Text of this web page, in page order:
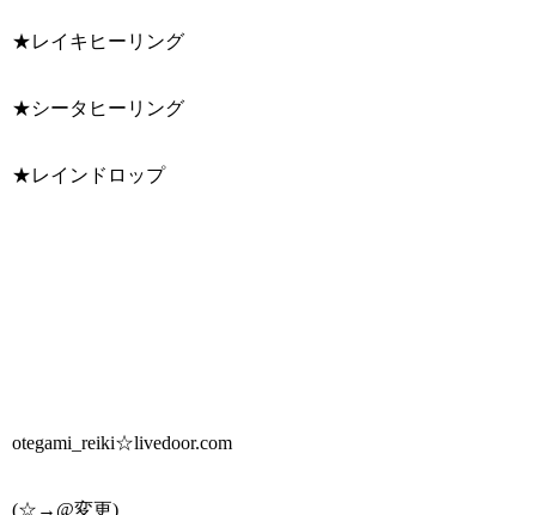
★レイキヒーリング
★シータヒーリング
★レインドロップ
otegami_reiki☆livedoor.com
(☆→@変更)